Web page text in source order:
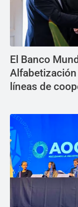
El Banco
líneas de